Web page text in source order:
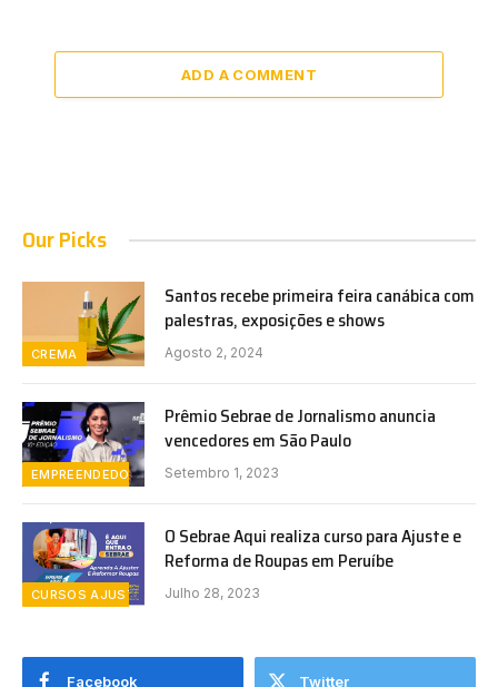
ADD A COMMENT
Our Picks
CREMA
Santos recebe primeira feira canábica com
palestras, exposições e shows
Agosto 2, 2024
EMPREENDEDORISMO
Prêmio Sebrae de Jornalismo anuncia
vencedores em São Paulo
Setembro 1, 2023
CURSOS AJUSTE E REFORMA DE ROUPAS
O Sebrae Aqui realiza curso para Ajuste e
Reforma de Roupas em Peruíbe
Julho 28, 2023
Facebook Twitter